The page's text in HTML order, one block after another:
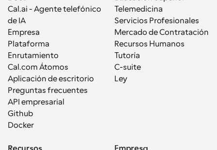
Cal.ai - Agente telefónico
de IA
Empresa
Plataforma
Enrutamiento
Cal.com Átomos
Aplicación de escritorio
Preguntas frecuentes
API empresarial
Github
Docker
Telemedicina
Servicios Profesionales
Mercado de Contratación
Recursos Humanos
Tutoría
C-suite
Ley